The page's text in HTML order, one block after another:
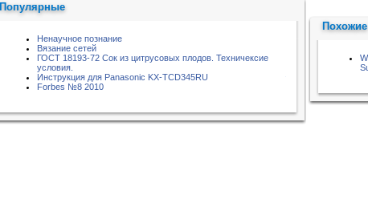
Популярные
Ненаучное познание
Вязание сетей
ГОСТ 18193-72 Сок из цитрусовых плодов. Техничексие
условия.
Инструкция для Panasonic KX-TCD345RU
Forbes №8 2010
Похожие